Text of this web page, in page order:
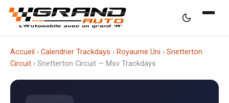
Accueil › Calendrier Trackdays › Royaume Uni › Snetterton
Circuit › Snetterton Circuit — Msv Trackdays